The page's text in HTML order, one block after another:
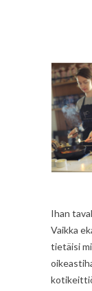
Ihan
Vaikka
tietäisi